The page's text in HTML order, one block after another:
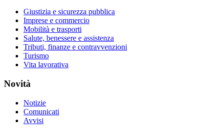
Giustizia e sicurezza pubblica
Imprese e commercio
Mobilità e trasporti
Salute, benessere e assistenza
Tributi, finanze e contravvenzioni
Turismo
Vita lavorativa
Novità
Notizie
Comunicati
Avvisi